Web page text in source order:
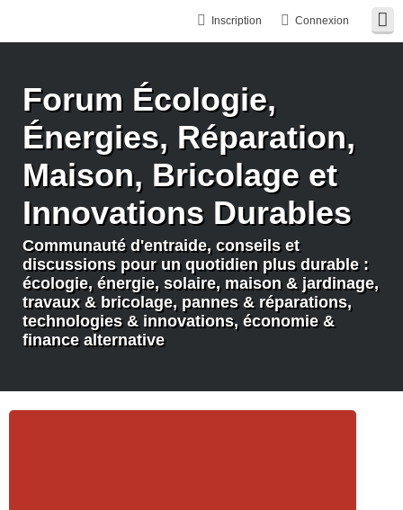
Connexion
Inscription
Forum Écologie,
Énergies, Réparation,
Maison, Bricolage et
Innovations Durables
Communauté d'entraide, conseils et
discussions pour un quotidien plus durable :
écologie, énergie, solaire, maison & jardinage,
travaux & bricolage, pannes & réparations,
technologies & innovations, économie &
finance alternative